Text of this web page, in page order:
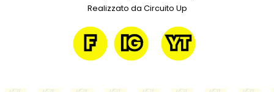
Realizzato da Circuito Up